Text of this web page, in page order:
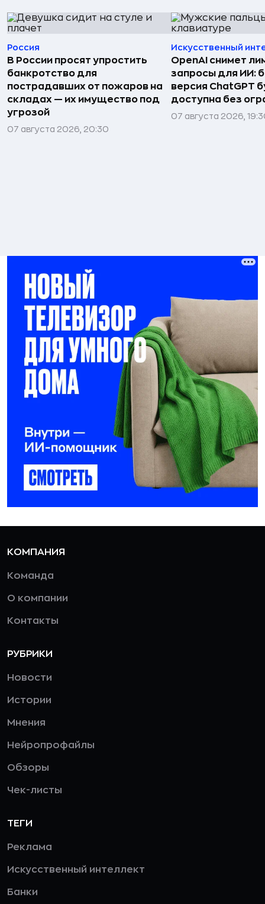
Россия
В России просят упростить
банкротство для
пострадавших от пожаров на
складах — их имущество под
угрозой
07 августа 2026, 20:30
Искусственный
OpenAI снимет
запросы для ИИ:
версия ChatGPT
доступна без
07 августа 2026,
КОМПАНИЯ
Команда
О компании
Контакты
РУБРИКИ
Новости
Истории
Мнения
Нейропрофайлы
Обзоры
Чек-листы
ТЕГИ
Реклама
Искусственный интеллект
Банки